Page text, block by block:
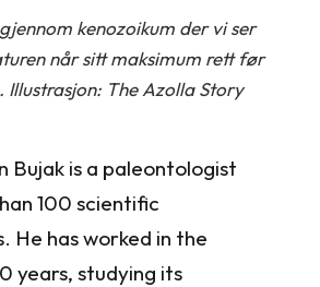
kenozoikum der vi ser
når sitt maksimum rett før
Illustrasjon: The Azolla Story
Bujak is a paleontologist
100 scientific
He has worked in the
years, studying its